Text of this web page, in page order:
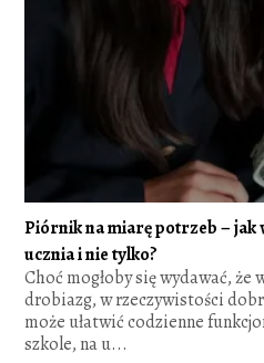
Piórnik na miarę potrzeb – jak
ucznia i nie tylko?
Choć mogłoby się wydawać,
drobiazg, w rzeczywistości
może ułatwić codzienne
szkole, na u...